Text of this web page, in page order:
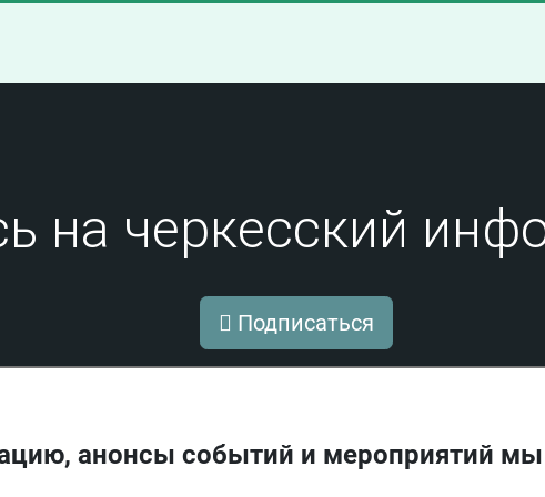
на черкесский
Подписаться
анонсы событий и мероприятий